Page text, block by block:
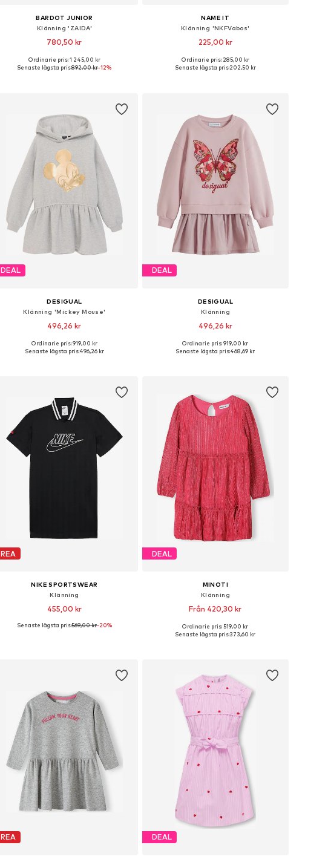
BARDOT JUNIOR
Klänning 'ZAIDA'
780,50 kr
Ordinarie pris: 1 245,00 kr
Senaste lägsta pris:892,00 kr-12%
NAME IT
Klänning 'NKFVabos'
225,00 kr
Tillgänglig i många storlekar
Ordinarie pris: 285,00 kr
Senaste lägsta pris:202,50 kr
DEAL
DESIGUAL
Klänning 'Mickey Mouse'
496,26 kr
Tillgänglig i många storlekar
Ordinarie pris: 919,00 kr
Senaste lägsta pris:496,26 kr
DEAL
DESIGUAL
Klänning
496,26 kr
Tillgänglig i många storlekar
Ordinarie pris: 919,00 kr
Senaste lägsta pris:468,69 kr
REA
NIKE SPORTSWEAR
Klänning
455,00 kr
Tillgänglig i många storlekar
Senaste lägsta pris:569,00 kr-20%
DEAL
MINOTI
Klänning
Från 420,30 kr
Tillgänglig i många storlekar
Ordinarie pris: 519,00 kr
Senaste lägsta pris:373,60 kr
REA DEAL